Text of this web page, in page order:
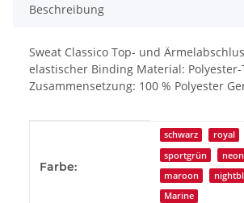
Beschreibung
Sweat Classico Top- und
elastischer Binding Material:
Zusammensetzung: 100 % Polyester
Farbe:
schwarz royal
sportgrün
maroon
Marine